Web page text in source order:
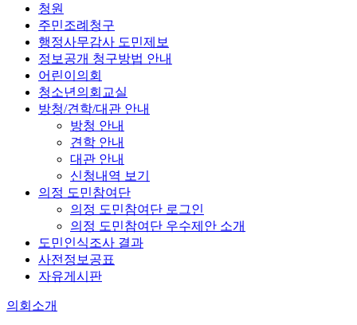
청원
주민조례청구
행정사무감사 도민제보
정보공개 청구방법 안내
어린이의회
청소년의회교실
방청/견학/대관 안내
방청 안내
견학 안내
대관 안내
신청내역 보기
의정 도민참여단
의정 도민참여단 로그인
의정 도민참여단 우수제안 소개
도민인식조사 결과
사전정보공표
자유게시판
의회소개